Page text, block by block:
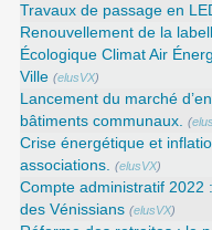
Travaux de passage en
Renouvellement de la
Écologique Climat Air
Ville (elusVX)
Lancement du marché
bâtiments communaux. (
Crise énergétique et
associations. (elusVX)
Compte administratif 2022
des Vénissians (elusVX)